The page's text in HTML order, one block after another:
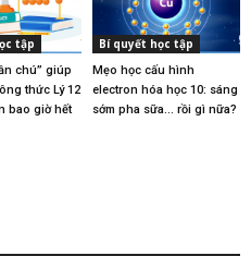
tập
chú” giúp
thức Lý 12
bao giờ hết
Bí quyết học tập
Mẹo học cấu hình
electron hóa học 10: sáng
sớm pha sữa… rồi gì nữa?